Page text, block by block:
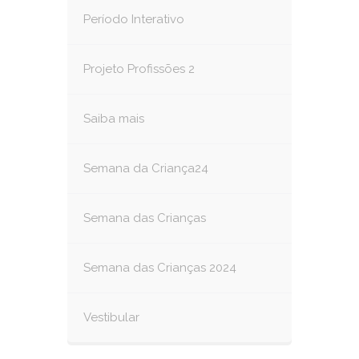
Período Interativo
Projeto Profissões 2
Saiba mais
Semana da Criança24
Semana das Crianças
Semana das Crianças 2024
Vestibular